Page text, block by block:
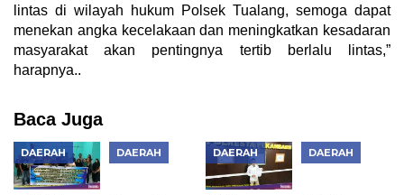
lintas di wilayah hukum Polsek Tualang, semoga dapat
menekan angka kecelakaan dan meningkatkan kesadaran
masyarakat akan pentingnya tertib berlalu lintas,”
harapnya..
Baca Juga
DAERAH DAERAH
Launching
DAERAH DAERAH
DPRD